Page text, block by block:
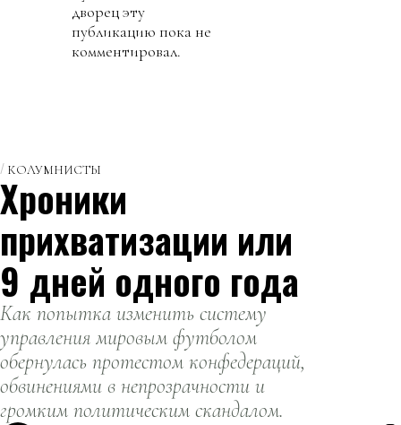
дворец эту
публикацию пока не
комментировал.
КОЛУМНИСТЫ
Хроники
прихватизации или
9 дней одного года
Как попытка изменить систему
управления мировым футболом
обернулась протестом конфедераций,
обвинениями в непрозрачности и
громким политическим скандалом.